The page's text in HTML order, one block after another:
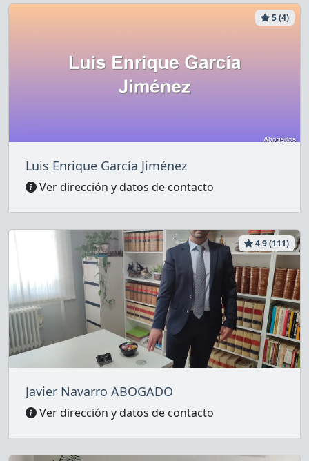
5 (4)
Luis Enrique García Jiménez
Ver dirección y datos de contacto
4.9 (111)
Javier Navarro ABOGADO
Ver dirección y datos de contacto